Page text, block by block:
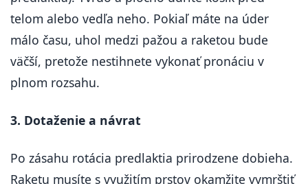
telom alebo vedľa neho. Pokiaľ máte na úder
málo času, uhol medzi pažou a raketou bude
väčší, pretože nestihnete vykonať pronáciu v
plnom rozsahu.
3. Dotaženie a návrat
Po zásahu rotácia predlaktia prirodzene dobieha.
Raketu musíte s využitím prstov okamžite vymrštiť